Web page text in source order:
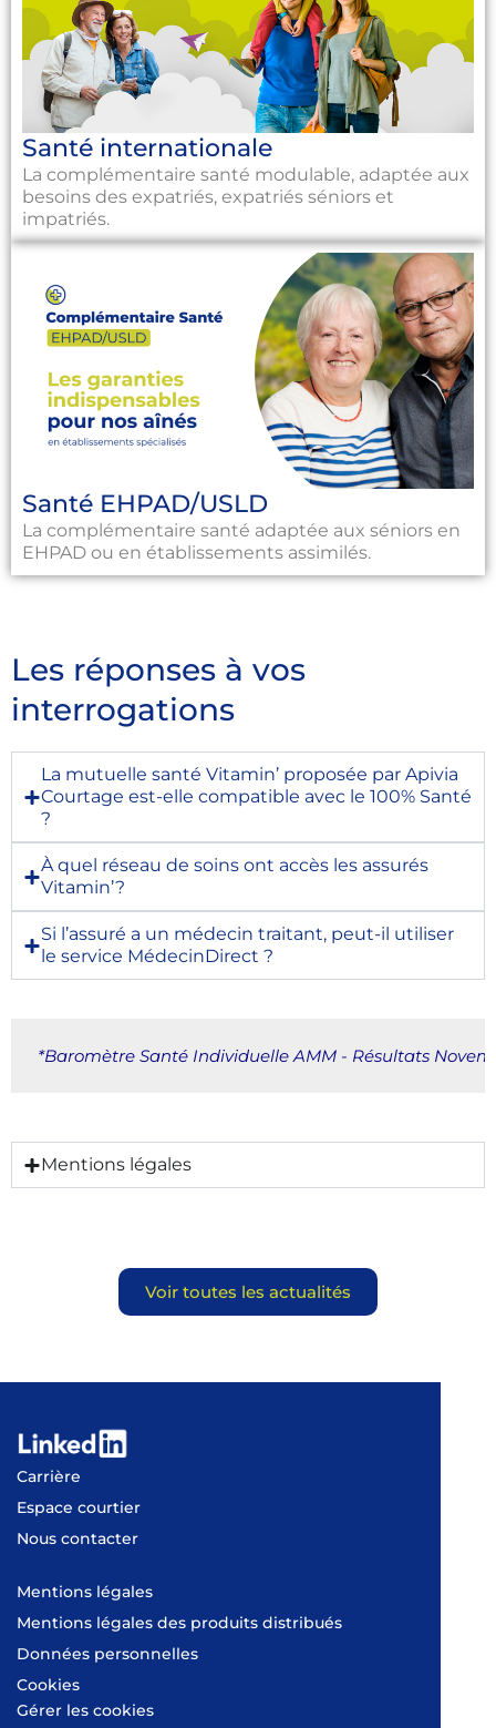
Santé internationale
La complémentaire santé modulable, adaptée aux
besoins des expatriés, expatriés séniors et
impatriés.
Santé EHPAD/USLD
La complémentaire santé adaptée aux séniors en
EHPAD ou en établissements assimilés.
Les réponses à vos
interrogations
La mutuelle santé Vitamin’ proposée par Apivia
Courtage est-elle compatible avec le 100% Santé
?
À quel réseau de soins ont accès les assurés
Vitamin’?
Si l’assuré a un médecin traitant, peut-il utiliser
le service MédecinDirect ?
*Baromètre Santé Individuelle AMM - Résultats
Mentions légales
Voir toutes les actualités
Mentions légales
Mentions légales des produits distribués
Données personnelles
Cookies
Gérer les cookies
Carrière
Espace courtier
Nous contacter